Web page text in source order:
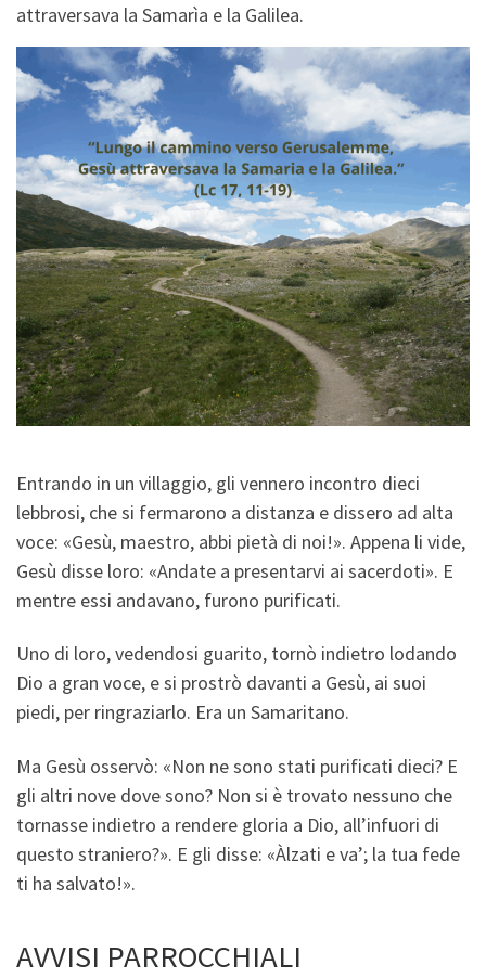
attraversava la Samarìa e la Galilea.
Entrando in un villaggio, gli vennero incontro dieci
lebbrosi, che si fermarono a distanza e dissero ad alta
voce: «Gesù, maestro, abbi pietà di noi!». Appena li vide,
Gesù disse loro: «Andate a presentarvi ai sacerdoti». E
mentre essi andavano, furono purificati.
Uno di loro, vedendosi guarito, tornò indietro lodando
Dio a gran voce, e si prostrò davanti a Gesù, ai suoi
piedi, per ringraziarlo. Era un Samaritano.
Ma Gesù osservò: «Non ne sono stati purificati dieci? E
gli altri nove dove sono? Non si è trovato nessuno che
tornasse indietro a rendere gloria a Dio, all’infuori di
questo straniero?». E gli disse: «Àlzati e va’; la tua fede
ti ha salvato!».
AVVISI PARROCCHIALI